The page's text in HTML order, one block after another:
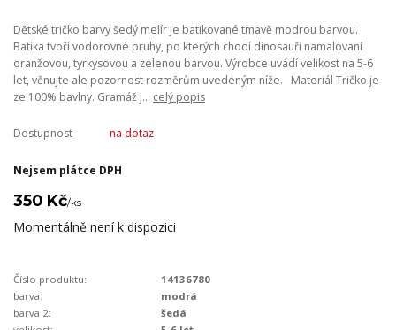
Dětské tričko barvy šedý melír je batikované tmavě modrou barvou.
Batika tvoří vodorovné pruhy, po kterých chodí dinosauři namalovaní
oranžovou, tyrkysovou a zelenou barvou. Výrobce uvádí velikost na 5-6
let, věnujte ale pozornost rozměrům uvedeným níže. Materiál Tričko je
ze 100% bavlny. Gramáž j... celý popis
Dostupnost na dotaz
Nejsem plátce DPH
350 Kč/ks
Momentálně není k dispozici
Číslo produktu:
14136780
barva:
modrá
barva 2:
šedá